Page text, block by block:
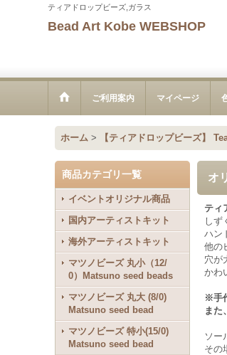
ティアドロップビーズ,ガラス
Bead Art Kobe WEBSHOP
ご利用案内 マイページ
ホーム > 【ティアドロップビーズ】
商品カテゴリ一覧
イベントオリジナル商品
国内アーティストキット
海外アーティストキット
マツノビーズ 丸小（12/
0）Matsuno seed beads
マツノビーズ 丸大 (8/0)
Matsuno seed bead
マツノビーズ 特小(15/0)
Matsuno seed bead
オ
ティ
しず
ハン
他の
穴が
かわ
※手
また
ソー
その